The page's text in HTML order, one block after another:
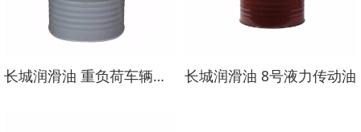
长城润滑油 重负荷车辆齿轮油GL-5 85W/90 长城润滑油 8号液力传动油